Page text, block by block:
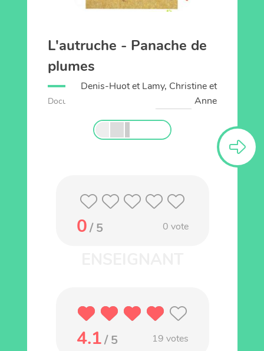
L'autruche - Panache de
plumes
Denis-Huot et Lamy, Christine et
Anne
Documentaire
0/ 5 0 vote
4.1/ 5 19 votes